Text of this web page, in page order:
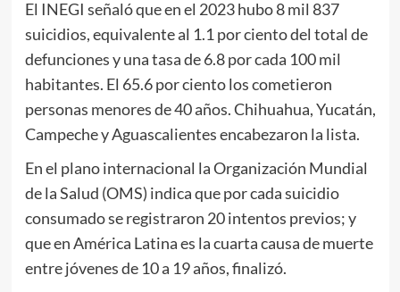
El INEGI señaló que en el 2023 hubo 8 mil 837
suicidios, equivalente al 1.1 por ciento del total de
defunciones y una tasa de 6.8 por cada 100 mil
habitantes. El 65.6 por ciento los cometieron
personas menores de 40 años. Chihuahua, Yucatán,
Campeche y Aguascalientes encabezaron la lista.
En el plano internacional la Organización Mundial
de la Salud (OMS) indica que por cada suicidio
consumado se registraron 20 intentos previos; y
que en América Latina es la cuarta causa de muerte
entre jóvenes de 10 a 19 años, finalizó.